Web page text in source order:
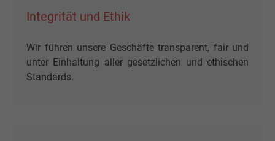
Anbieter Facebook Ireland Ltd.
Laufzeit 1 Jahr
Zweck
Integrität und Ethik
Wir führen unsere Geschäfte transparent, fair und
unter Einhaltung aller gesetzlichen und ethischen
Standards.